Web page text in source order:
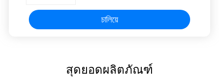
চালিয়ে
สุดยอดผลิตภัณฑ์